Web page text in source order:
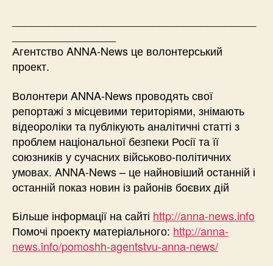
Агентство ANNA-News це волонтерський
проект.
Волонтери ANNA-News проводять свої
репортажі з місцевими територіями, знімають
відеороліки та публікують аналітичні статті з
проблем національної безпеки Росії та її
союзників у сучасних військово-політичних
умовах. ANNA-News – це найновіший останній і
останній показ новин із районів боєвих дій
Більше інформації на сайті http://anna-news.info
Помочі проекту матеріального: http://anna-
news.info/pomoshh-agentstvu-anna-news/